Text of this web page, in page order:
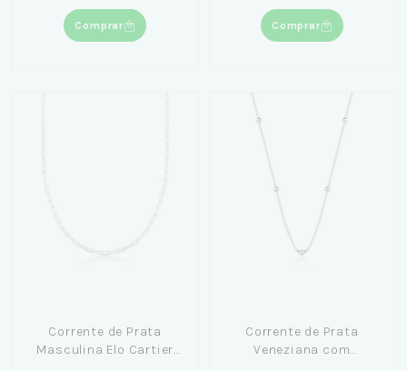
Comprar Comprar
Corrente de Prata
Masculina Elo Cartier
Corrente de Prata
Veneziana com